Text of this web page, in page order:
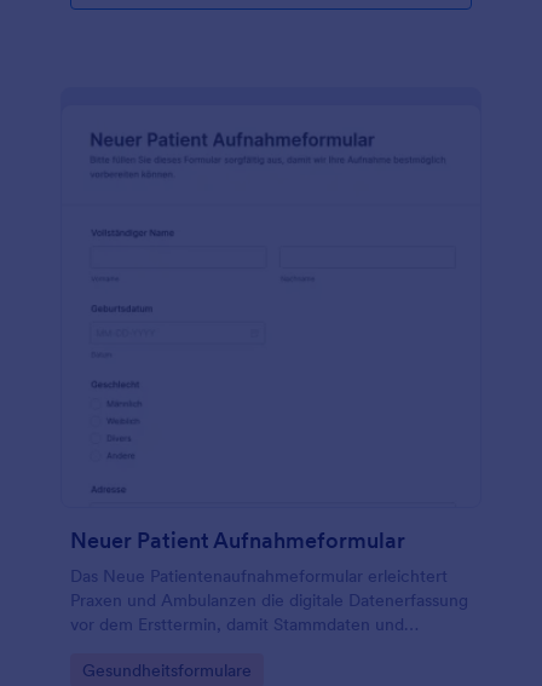
Neuer Patient Aufnahmeformular
Das Neue Patientenaufnahmeformular erleichtert
Praxen und Ambulanzen die digitale Datenerfassung
vor dem Ersttermin, damit Stammdaten und
und Formularantworten zentral verwaltet werden
Go to Category:
Gesundheitsformulare